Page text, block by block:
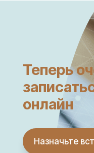
Теперь
онлайн
Назначьте